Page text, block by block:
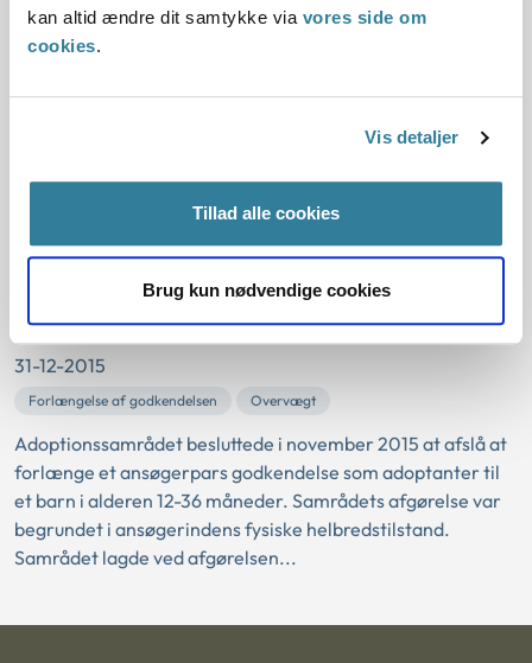
kan altid ændre dit samtykke via vores side om
cookies.
Vis detaljer
Tillad alle cookies
Brug kun nødvendige cookies
31-01-2016
Samrådet afslog i februar 2016 at godkende et ansøgerpar
Samrådets afgørelse var begrundet i ansøgerindens fysiske
Efter godkendelsen
31-12-2015
Forlængelse af godkendelsen Overvægt
Adoptionssamrådet besluttede i november 2015 at afslå at
forlænge et ansøgerpars godkendelse som adoptanter til
et barn i alderen 12-36 måneder. Samrådets afgørelse var
begrundet i ansøgerindens fysiske helbredstilstand.
Samrådet lagde ved afgørelsen...